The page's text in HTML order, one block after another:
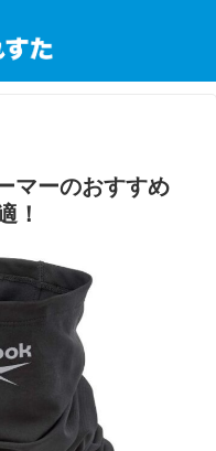
マーのおすすめ
！